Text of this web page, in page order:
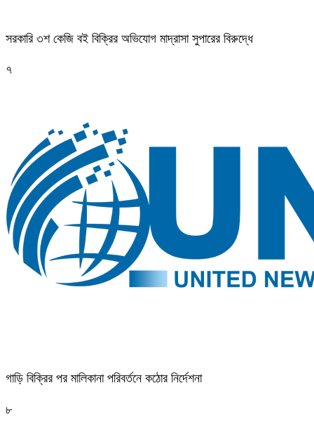
সরকারি ৩শ কেজি বই বিক্রির অভিযোগ মাদ্রাসা সুপারের বিরুদ্ধে
৭
গাড়ি বিক্রির পর মালিকানা পরিবর্তনে কঠোর নির্দেশনা
৮